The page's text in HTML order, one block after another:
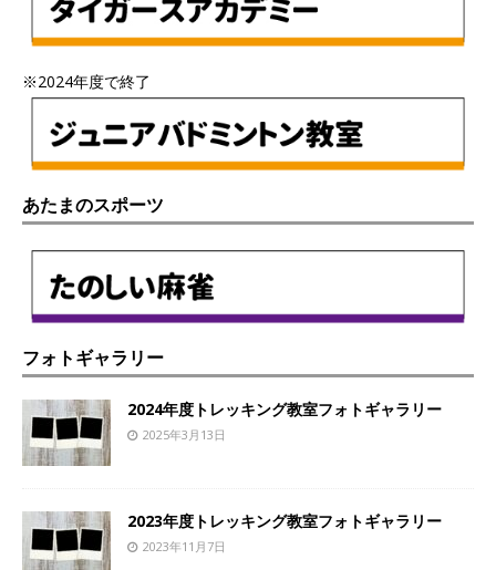
※2024年度で終了
あたまのスポーツ
フォトギャラリー
2024年度トレッキング教室フォトギャラリー
2025年3月13日
2023年度トレッキング教室フォトギャラリー
2023年11月7日